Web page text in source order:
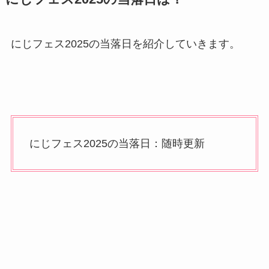
にじフェス2025の当落日を紹介していきます。
にじフェス2025の当落日：随時更新